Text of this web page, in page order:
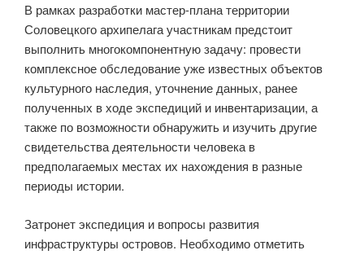
В рамках разработки мастер-плана территории
Соловецкого архипелага участникам предстоит
выполнить многокомпонентную задачу: провести
комплексное обследование уже известных объектов
культурного наследия, уточнение данных, ранее
полученных в ходе экспедиций и инвентаризации, а
также по возможности обнаружить и изучить другие
свидетельства деятельности человека в
предполагаемых местах их нахождения в разные
периоды истории.
Затронет экспедиция и вопросы развития
инфраструктуры островов. Необходимо отметить